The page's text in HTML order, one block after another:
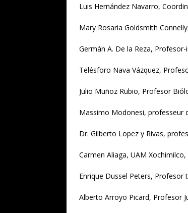
Luis Hernández Navarro,
Mary Rosaria Goldsmith
Germán A. De la Reza,
Telésforo Nava Vázquez,
Julio Muñoz Rubio, Profesor
Massimo Modonesi, professeur
Dr. Gilberto Lopez y Rivas,
Carmen Aliaga, UAM
Enrique Dussel Peters,
Alberto Arroyo Picard, Profesor